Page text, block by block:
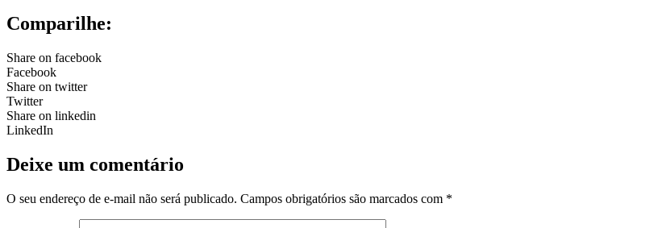
Comparilhe:
Share on facebook
Facebook
Share on twitter
Twitter
Share on linkedin
LinkedIn
Deixe um comentário
O seu endereço de e-mail não será publicado. Campos obrigatórios são marcados com *